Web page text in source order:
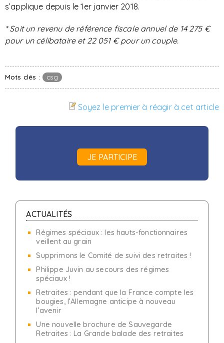
s’applique depuis le 1er janvier 2018.
* Soit un revenu de référence fiscale annuel de 14 275 €
pour un célibataire et 22 051 € pour un couple.
Mots clés : csg
Soyez le premier à réagir à cet article
JE PARTICIPE
ACTUALITÉS
Régimes spéciaux : les hauts-fonctionnaires
veillent au grain
Supprimons le Comité de suivi des retraites !
Philippe Juvin au secours des régimes
spéciaux !
Retraites : pendant que la France compte les
bougies, l’Allemagne anticipe à nouveau
l’avenir
Une nouvelle brochure de Sauvegarde
Retraites : La Grande balade des retraites